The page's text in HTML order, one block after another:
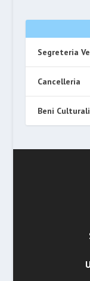
Segreteria
Cancelleria
Beni Culturali